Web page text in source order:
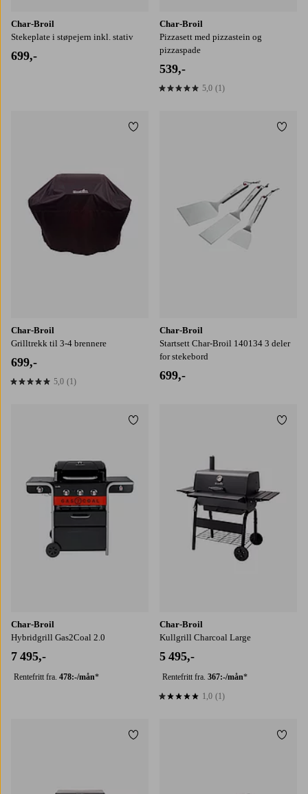
Char-Broil
Stekeplate i støpejern inkl. stativ
699,-
Char-Broil
Pizzasett med pizzastein og
pizzaspade
539,-
5,0 basert på 1 karaktergivninger
5,0 (1)
Char-Broil
Grilltrekk til 3-4 brennere
699,-
5,0 basert på 1 karaktergivninger
5,0 (1)
Legg til favoritter
Char-Broil
Startsett Char-Broil 140134 3 deler
for stekebord
699,-
Char-Broil
Hybridgrill Gas2Coal 2.0
7 495,-
Rentefritt fra. 478:-/mån*
Legg til favoritter
Char-Broil
Kullgrill Charcoal Large
5 495,-
Rentefritt fra. 367:-/mån*
1,0 basert på 1 karaktergivninger
1,0 (1)
Legg til favoritter